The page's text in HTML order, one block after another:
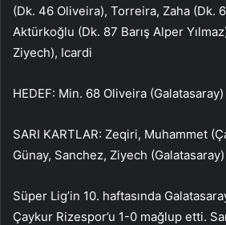
(Dk. 46 Oliveira), Torreira, Zaha (Dk.
Aktürkoğlu (Dk. 87 Barış Alper
Ziyech), Icardi
HEDEF: Min. 68 Oliveira (Galatasaray)
SARI KARTLAR: Zeqiri, Muhammet
Günay, Sanchez, Ziyech (Galatasaray)
Süper Lig’in 10. haftasında
Çaykur Rizespor’u 1-0 mağlup etti.